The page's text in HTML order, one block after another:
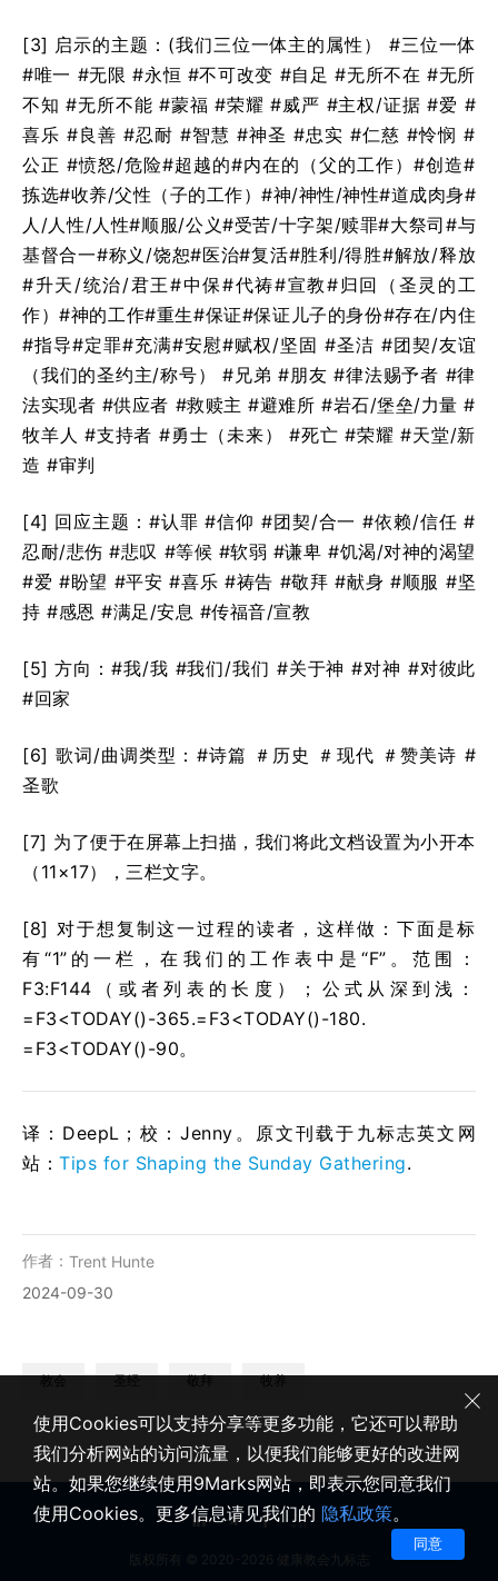
[3] 启示的主题：(我们三位一体主的属性） #三位一体
#唯一 #无限 #永恒 #不可改变 #自足 #无所不在 #无所
不知 #无所不能 #蒙福 #荣耀 #威严 #主权/证据 #爱 #
喜乐 #良善 #忍耐 #智慧 #神圣 #忠实 #仁慈 #怜悯 #
公正 #愤怒/危险#超越的#内在的（父的工作）#创造#
拣选#收养/父性（子的工作）#神/神性/神性#道成肉身#
人/人性/人性#顺服/公义#受苦/十字架/赎罪#大祭司#与
基督合一#称义/饶恕#医治#复活#胜利/得胜#解放/释放
#升天/统治/君王#中保#代祷#宣教#归回（圣灵的工
作）#神的工作#重生#保证#保证儿子的身份#存在/内住
#指导#定罪#充满#安慰#赋权/坚固 #圣洁 #团契/友谊
（我们的圣约主/称号） #兄弟 #朋友 #律法赐予者 #律
法实现者 #供应者 #救赎主 #避难所 #岩石/堡垒/力量 #
牧羊人 #支持者 #勇士（未来） #死亡 #荣耀 #天堂/新
造 #审判
[4] 回应主题：#认罪 #信仰 #团契/合一 #依赖/信任 #
忍耐/悲伤 #悲叹 #等候 #软弱 #谦卑 #饥渴/对神的渴望
#爱 #盼望 #平安 #喜乐 #祷告 #敬拜 #献身 #顺服 #坚
持 #感恩 #满足/安息 #传福音/宣教
[5] 方向：#我/我 #我们/我们 #关于神 #对神 #对彼此
#回家
[6] 歌词/曲调类型：#诗篇 ＃历史 ＃现代 ＃赞美诗 #
圣歌
[7] 为了便于在屏幕上扫描，我们将此文档设置为小开本
（11×17），三栏文字。
[8] 对于想复制这一过程的读者，这样做：下面是标
有“1”的一栏，在我们的工作表中是“F”。范围：
F3:F144（或者列表的长度）；公式从深到浅：
=F3<TODAY()-365.=F3<TODAY()-180.
=F3<TODAY()-90。
译：DeepL；校：Jenny。原文刊载于九标志英文网
站： Tips for Shaping the Sunday Gathering.
作者： Trent Hunte
2024-09-30
教会 圣经 敬拜 牧养
版权所有 © 2020-2026 健康教会九标志
使用Cookies可以支持分享等更多功能，它还可以帮助
我们分析网站的访问流量，以便我们能够更好的改进网
站。如果您继续使用9Marks网站，即表示您同意我们
使用Cookies。更多信息请见我们的 隐私政策。
同意